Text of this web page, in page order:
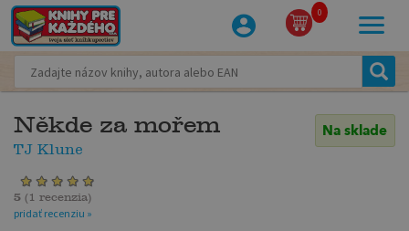
0
Někde za mořem
TJ Klune
Na sklade
5 ( 1 recenzia)
pridať recenziu »